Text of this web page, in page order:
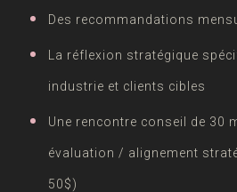
Des recommandations
La réflexion stratégique
industrie et clients cibles
Une rencontre conseil de 30
évaluation / alignement
50$)